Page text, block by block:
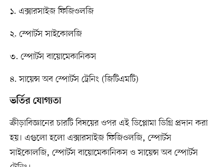
১. এক্সারসাইজ ফিজিওলজি
২. স্পোর্টস সাইকোলজি
৩. স্পোর্টস বায়োমেকানিকস
৪. সায়েন্স অব স্পোর্টস ট্রেনিং (জিটিএমটি)
ভর্তির যোগ্যতা
ক্রীড়াবিজ্ঞানের চারটি বিষয়ের ওপর এই ডিপ্লোমা ডিগ্রি প্রদান করা
হয়। এগুলো হলো এক্সারসাইজ ফিজিওলজি, স্পোর্টস
সাইকোলজি, স্পোর্টস বায়োমেকানিকস ও সায়েন্স অব স্পোর্টস